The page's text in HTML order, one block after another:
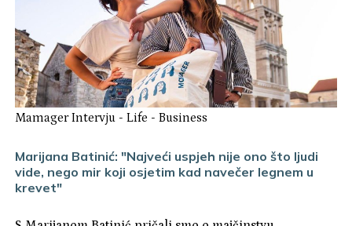
Mamager Intervju -Life -Business
Marijana Batinić: "Najveći uspjeh nije ono što ljudi
vide, nego mir koji osjetim kad navečer legnem u
krevet"